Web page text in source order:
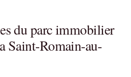
du parc immobilier
Saint-Romain-au-